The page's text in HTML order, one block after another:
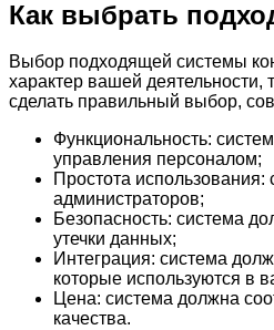
Как выбрать
Выбор подходящей системы
характер вашей
сделать правильный выбор,
Функциональность:
управления персоналом;
Простота использования:
администраторов;
Безопасность: система
утечки данных;
Интеграция: система
которые используются в
Цена: система должна
качества.